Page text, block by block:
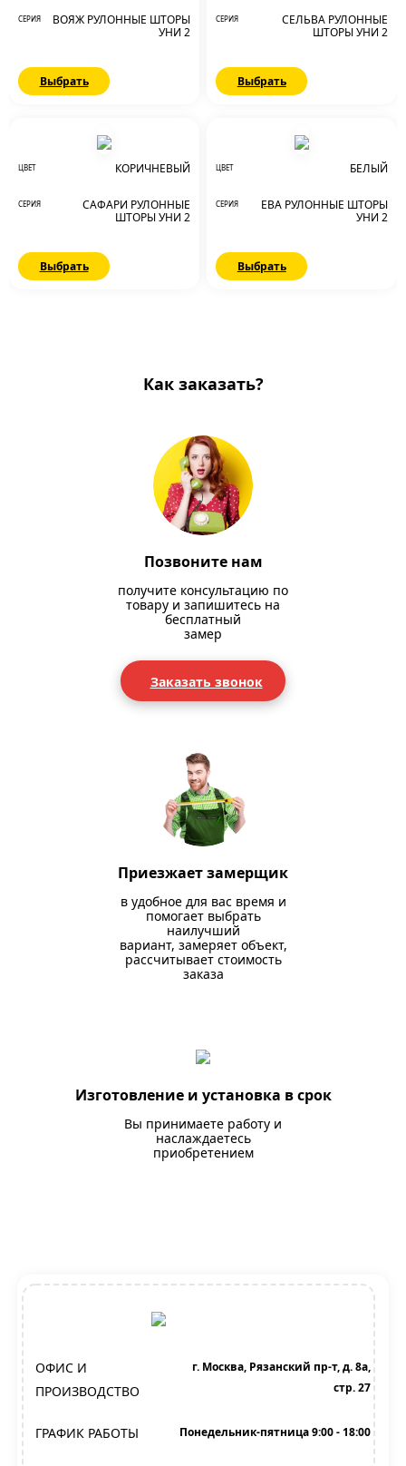
СЕРИЯ
ВОЯЖ РУЛОННЫЕ ШТОРЫ
УНИ 2
Выбрать
СЕРИЯ
СЕЛЬВА РУЛОННЫЕ
ШТОРЫ УНИ 2
Выбрать
ЦВЕТ КОРИЧНЕВЫЙ
СЕРИЯ
САФАРИ РУЛОННЫЕ
ШТОРЫ УНИ 2
Выбрать
ЦВЕТ БЕЛЫЙ
СЕРИЯ
ЕВА РУЛОННЫЕ ШТОРЫ
УНИ 2
Выбрать
Как заказать?
Позвоните нам
получите консультацию по
товару и запишитесь на
бесплатный
замер
Заказать звонок
Приезжает замерщик
в удобное для вас время и
помогает выбрать
наилучший
вариант, замеряет объект,
рассчитывает стоимость
заказа
Изготовление и установка в срок
Вы принимаете работу и
наслаждаетесь
приобретением
ОФИС И
ПРОИЗВОДСТВО
г. Москва, Рязанский пр-т, д. 8а,
стр. 27
ГРАФИК РАБОТЫ Понедельник-пятница 9:00 - 18:00